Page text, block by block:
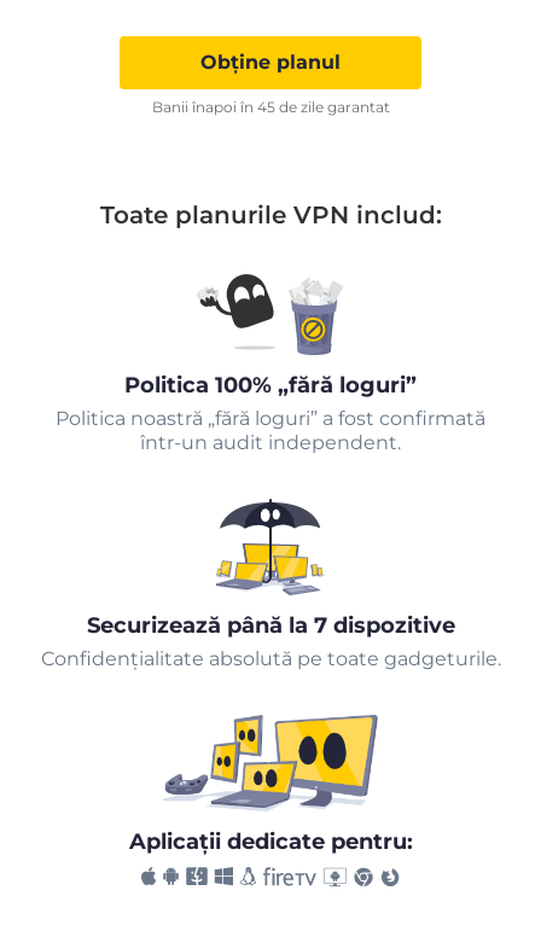
Obține planul
Banii înapoi în 45 de zile garantat
Toate planurile VPN includ:
Politica 100% „fără loguri”
Politica noastră „fără loguri” a fost confirmată
într-un audit independent.
Securizează până la 7 dispozitive
Confidențialitate absolută pe toate gadgeturile.
Aplicaţii dedicate pentru: